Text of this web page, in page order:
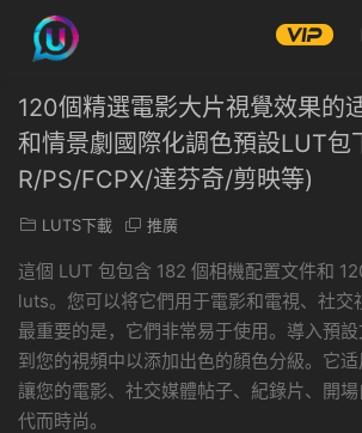
120個精選電影大片視覺效果的
和情景劇國際化調色預設LUT包
R/PS/FCPX/達芬奇/剪映等)
LUTS下載 推廣
這個 LUT 包包含 182 個相機配置文件和
luts。您可以将它們用于電影和電視、社交
最重要的是，它們非常易于使用。導入預
到您的視頻中以添加出色的顔色分級。它适
讓您的電影、社交媒體帖子、紀錄片、開
代而時尚。